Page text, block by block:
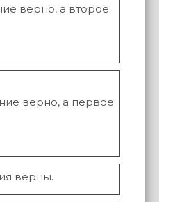
верно, а второе
верно, а первое
верны.